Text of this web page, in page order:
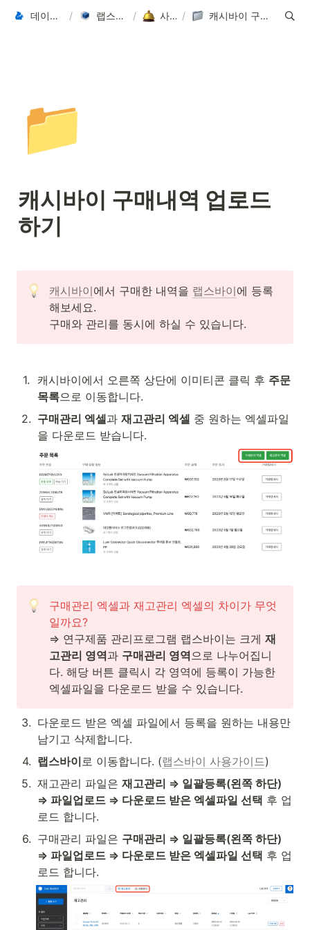
데이터씨 Datasee / 랩스바이 LabsBy / 사용가이드 / 캐시바이 구매내역 업로드하기
📁
캐시바이 구매내역 업로드
하기
캐시바이에서 구매한 내역을 랩스바이에 등록
해보세요.
구매와 관리를 동시에 하실 수 있습니다.
1. 캐시바이에서 오른쪽 상단에 이미티콘 클릭 후 주문
목록으로 이동합니다.
2. 구매관리 엑셀과 재고관리 엑셀 중 원하는 엑셀파일
을 다운로드 받습니다.
구매관리 엑셀과 재고관리 엑셀의 차이가 무엇
일까요?
⇒ 연구제품 관리프로그램 랩스바이는 크게 재
고관리 영역과 구매관리 영역으로 나누어집니
다. 해당 버튼 클릭시 각 영역에 등록이 가능한
엑셀파일을 다운로드 받을 수 있습니다.
3. 다운로드 받은 엑셀 파일에서 등록을 원하는 내용만
남기고 삭제합니다.
4. 랩스바이 로 이동합니다. (랩스바이 사용가이드)
5. 재고관리 파일은 재고관리 ⇒ 일괄등록(왼쪽 하단)
⇒ 파일업로드 ⇒ 다운로드 받은 엑셀파일 선택 후 업
로드 합니다.
6. 구매관리 파일은 구매관리 ⇒ 일괄등록(왼쪽 하단)
⇒ 파일업로드 ⇒ 다운로드 받은 엑셀파일 선택 후 업
로드 합니다.